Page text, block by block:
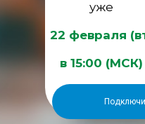
уже
22 февраля
в 15:00 (МСК)